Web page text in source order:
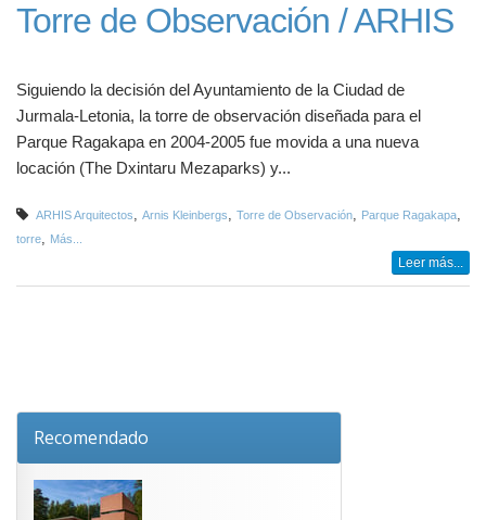
Torre de Observación / ARHIS
Siguiendo la decisión del Ayuntamiento de la Ciudad de
Jurmala-Letonia, la torre de observación diseñada para el
Parque Ragakapa en 2004-2005 fue movida a una nueva
locación (The Dxintaru Mezaparks) y...
ARHIS Arquitectos, Arnis Kleinbergs, Torre de Observación, Parque Ragakapa,
torre, Más...
Leer más...
Recomendado